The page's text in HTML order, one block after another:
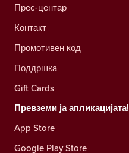
Прес-центар
Контакт
Промотивен код
Поддршка
Gift Cards
Превземи ја апликацијата!
App Store
Google Play Store